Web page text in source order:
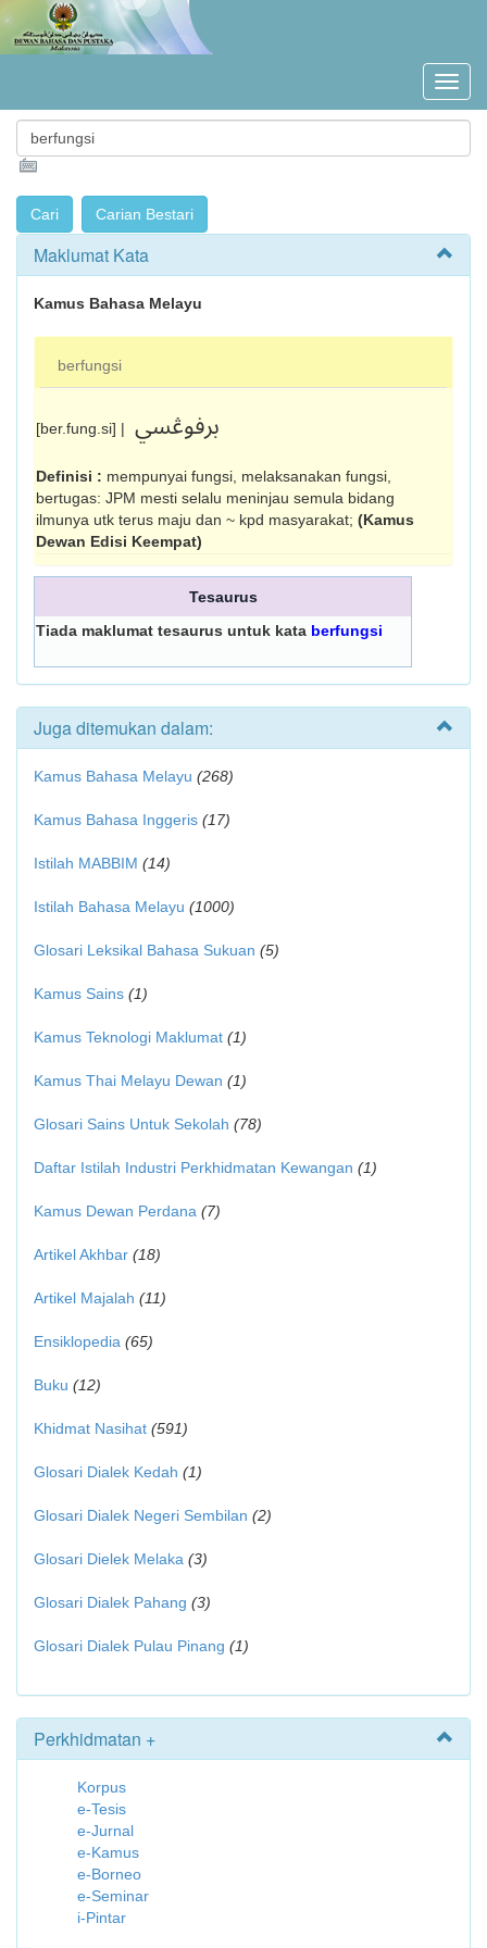
Maklumat Kata
Kamus Bahasa Melayu
berfungsi
[ber.fung.si] | برفوڠسي
Definisi : mempunyai fungsi, melaksanakan fungsi,
bertugas: JPM mesti selalu meninjau semula bidang
ilmunya utk terus maju dan ~ kpd masyarakat; (Kamus
Dewan Edisi Keempat)
Tesaurus
Tiada maklumat tesaurus untuk kata berfungsi
Juga ditemukan dalam:
Kamus Bahasa Melayu (268)
Kamus Bahasa Inggeris (17)
Istilah MABBIM (14)
Istilah Bahasa Melayu (1000)
Glosari Leksikal Bahasa Sukuan (5)
Kamus Sains (1)
Kamus Teknologi Maklumat (1)
Kamus Thai Melayu Dewan (1)
Glosari Sains Untuk Sekolah (78)
Daftar Istilah Industri Perkhidmatan Kewangan (1)
Kamus Dewan Perdana (7)
Artikel Akhbar (18)
Artikel Majalah (11)
Ensiklopedia (65)
Buku (12)
Khidmat Nasihat (591)
Glosari Dialek Kedah (1)
Glosari Dialek Negeri Sembilan (2)
Glosari Dielek Melaka (3)
Glosari Dialek Pahang (3)
Glosari Dialek Pulau Pinang (1)
Perkhidmatan +
Korpus
e-Tesis
e-Jurnal
e-Kamus
e-Borneo
e-Seminar
i-Pintar